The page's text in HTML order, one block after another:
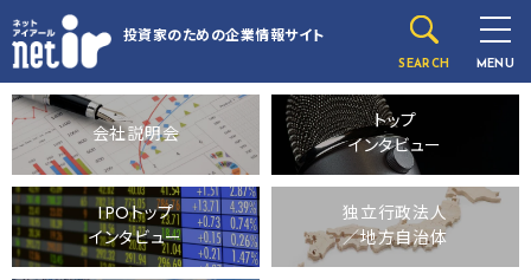
投資家のための企業情報サイト
SEARCH MENU
会社説明会
トップ
インタビュー
IPOトップ
インタビュー
独立行政法人
／地方自治体